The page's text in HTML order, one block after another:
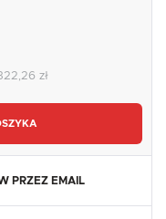
zł
PRZEZ EMAIL